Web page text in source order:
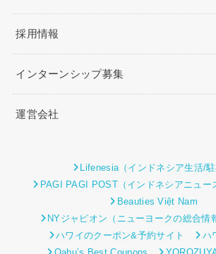
採用情報
インターンシップ募集
運営会社
Lifenesia（インドネシア生活/駐
PAGI PAGI POST（インドネシアニュー
Beauties Việt Nam
NYジャピオン（ニューヨークの総合情
ハワイのクーポン&予約サイト
ハ